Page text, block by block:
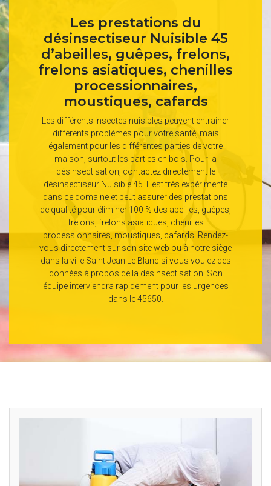
Les prestations du
désinsectiseur Nuisible 45
d’abeilles, guêpes, frelons,
frelons asiatiques, chenilles
processionnaires,
moustiques, cafards
Les différents insectes nuisibles peuvent entrainer
différents problèmes pour votre santé, mais
également pour les différentes parties de votre
maison, surtout les parties en bois. Pour la
désinsectisation, contactez directement le
désinsectiseur Nuisible 45. Il est très expérimenté
dans ce domaine et peut assurer des prestations
de qualité pour éliminer 100 % des abeilles, guêpes,
frelons, frelons asiatiques, chenilles
processionnaires, moustiques, cafards. Rendez-
vous directement sur son site web ou à notre siège
dans la ville Saint Jean Le Blanc si vous voulez des
données à propos de la désinsectisation. Son
équipe interviendra rapidement pour les urgences
dans le 45650.